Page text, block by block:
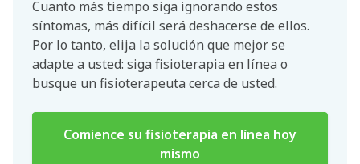
Cuanto más tiempo siga ignorando estos
síntomas, más difícil será deshacerse de ellos.
Por lo tanto, elija la solución que mejor se
adapte a usted: siga fisioterapia en línea o
busque un fisioterapeuta cerca de usted.
Comience su fisioterapia en línea hoy
mismo